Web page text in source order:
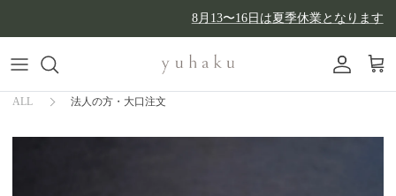
8月13〜16日は夏季休業となります
アカウン
カ
ALL 法人の方・大口注文